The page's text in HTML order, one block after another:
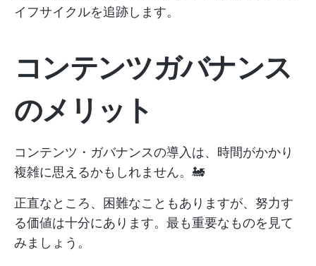
イフサイクルを追跡します。
コンテンツガバナンス
のメリット
コンテンツ・ガバナンスの導入は、時間がかかり
複雑に思えるかもしれません。🚂
正直なところ、困難なこともありますが、努力す
る価値は十分にあります。最も重要なものを見て
みましょう。